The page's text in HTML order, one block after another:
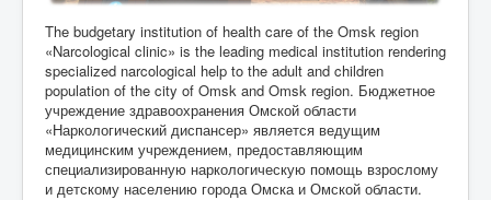
The budgetary institution of health care of the Omsk region
«Narcological clinic» is the leading medical institution rendering
specialized narcological help to the adult and children
population of the city of Omsk and Omsk region. Бюджетное
учреждение здравоохранения Омской области
«Наркологический диспансер» является ведущим
медицинским учреждением, предоставляющим
специализированную наркологическую помощь взрослому
и детскому населению города Омска и Омской области.